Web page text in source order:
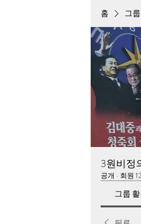
홈 그룹
3원비정
공개 · 회원
그룹